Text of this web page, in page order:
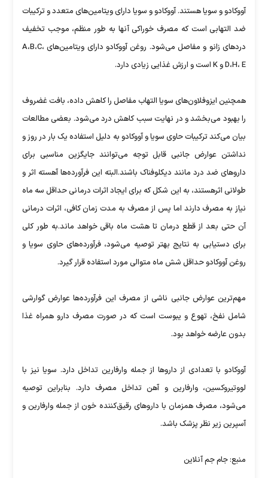
آووکادو و سویا هستند. آووکادو و سویا دارای ویتامین‌های متعدد و ترکیبات
ضد التهابی است که مصرف خوراکی آنها به طور منظم، موجب تخفیف
دردهای زانو و مفاصل می‌شود. روغن آووکادو دارای ویتامین‌های A،B،C،
D،H، E و K است و ارزش غذایی زیادی دارد.
همچنین ایزوفلاون‌های سویا التهاب مفاصل را کاهش داده، بافت غضروف
را بهبود می‌بخشد و در نهایت سبب کاهش درد می‌‌شود. بعضی مطالعات
بیان می‌کند ترکیبات حاوی سویا و آووکادو به دلیل استفاده یک بار در روز و
نداشتن عوارض جانبی قابل توجه می‌توانند جایگزین مناسبی برای
داروهای ضد درد مانند دیکلوفناک باشند.البته این فرآورده‌ها آهسته اثر و
طولانی اثرهستند، به این شکل که برای ایجاد اثرات درمانی حداقل سه ماه
نیاز به مصرف دارند اما پس از مصرف به مدت زمان کافی، اثرات درمانی
آن حتی بعد از قطع درمان تا هشت ماه باقی خواهد ماند.به طور کلی
برای دستیابی به نتایج بهتر توصیه می‌شود، فرآورده‌های حاوی سویا و
روغن آووکادو حداقل شش ماه متوالی مورد استفاده قرار گیرد.
مهم‌ترین عوارض جانبی ناشی از مصرف این فرآورده‌ها عوارض گوارشی
شامل نفخ، تهوع و یبوست است که در صورت مصرف دارو همراه غذا
بدون عارضه خواهد بود.
آووکادو با تعدادی از داروها از جمله وارفارین تداخل دارد. سویا نیز با
لووتیروکسین، وارفارین و آهن تداخل مصرف دارد. بنابراین توصیه
می‌شود، مصرف همزمان با داروهای رقیق‌کننده خون از جمله وارفارین و
آسپرین زیر نظر پزشک باشد.
منبع: جام جم آنلاین